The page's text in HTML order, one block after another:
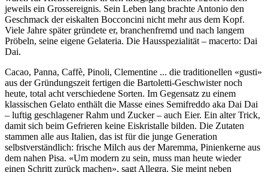
jeweils ein Grossereignis. Sein Leben lang brachte Antonio den
Geschmack der eiskalten Bocconcini nicht mehr aus dem Kopf.
Viele Jahre später gründete er, branchenfremd und nach langem
Pröbeln, seine eigene Gelateria. Die Hausspezialität – macerto: Dai
Dai.
Cacao, Panna, Caffè, Pinoli, Clementine ... die traditionellen «gusti»
aus der Gründungszeit fertigen die Bartoletti-Geschwister noch
heute, total acht verschiedene Sorten. Im Gegensatz zu einem
klassischen Gelato enthält die Masse eines Semifreddo aka Dai Dai
– luftig geschlagener Rahm und Zucker – auch Eier. Ein alter Trick,
damit sich beim Gefrieren keine Eiskristalle bilden. Die Zutaten
stammen alle aus Italien, das ist für die junge Generation
selbstverständlich: frische Milch aus der Maremma, Pinienkerne aus
dem nahen Pisa. «Um modern zu sein, muss man heute wieder
einen Schritt zurück machen», sagt Allegra. Sie meint neben